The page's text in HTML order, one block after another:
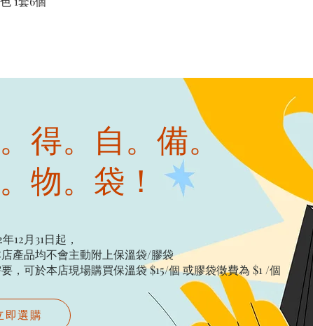
得。自。備。
物。袋！
12月31日起，
產品均不會主動附上保溫袋/膠袋​
，可於本店現場購買保溫袋 $15/個​ 或膠袋徵費為 $1 /個
即選購